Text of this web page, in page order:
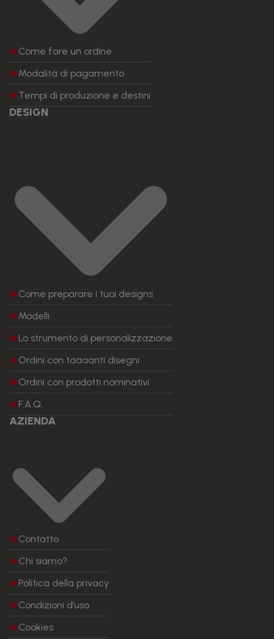
Come fare un ordine
Modalità di pagamento
Tempi di produzione e destini
DESIGN
Come preparare i tuoi designs
Modelli
Lo strumento di personalizzazione
Ordini con taaaanti disegni
Ordini con prodotti nominativi
F.A.Q.
AZIENDA
Contatto
Chi siamo?
Politica della privacy
Condizioni d’uso
Cookies